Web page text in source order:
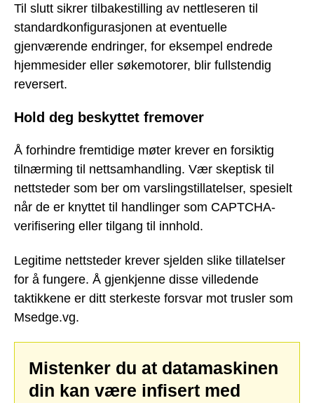
Til slutt sikrer tilbakestilling av nettleseren til
standardkonfigurasjonen at eventuelle
gjenværende endringer, for eksempel endrede
hjemmesider eller søkemotorer, blir fullstendig
reversert.
Hold deg beskyttet fremover
Å forhindre fremtidige møter krever en forsiktig
tilnærming til nettsamhandling. Vær skeptisk til
nettsteder som ber om varslingstillatelser, spesielt
når de er knyttet til handlinger som CAPTCHA-
verifisering eller tilgang til innhold.
Legitime nettsteder krever sjelden slike tillatelser
for å fungere. Å gjenkjenne disse villedende
taktikkene er ditt sterkeste forsvar mot trusler som
Msedge.vg.
Mistenker du at datamaskinen
din kan være infisert med